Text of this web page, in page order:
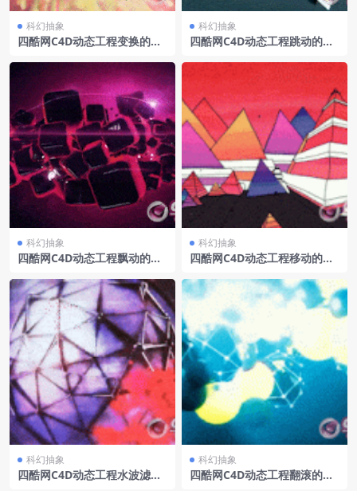
科幻抽象
四酷网C4D动态工程变换的七
科幻抽象
四酷网C4D动态工程跳动的曲
科幻抽象
四酷网C4D动态工程飘动的正
科幻抽象
四酷网C4D动态工程移动的三
科幻抽象
四酷网C4D动态工程水波滤镜
科幻抽象
四酷网C4D动态工程翻滚的细